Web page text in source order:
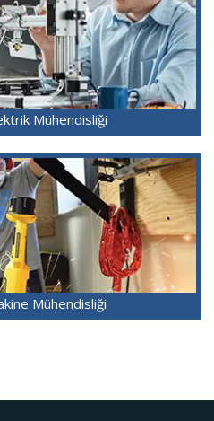
Mühendisliği
Mühendisliği